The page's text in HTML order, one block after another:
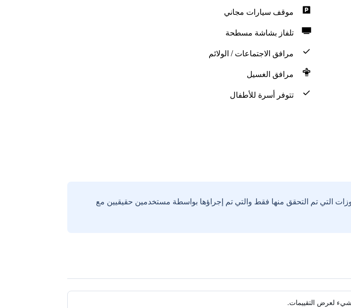
موقف سيارات مجاني
تلفاز بشاشة مسطحة
مرافق الاجتماعات / الولائم
مرافق الغسيل
تتوفر أسرة للأطفال
التي تم التحقق منها فقط والتي تم إجراؤها بواسطة مستخدمين حقيقيين مع
لعرض التقييمات.